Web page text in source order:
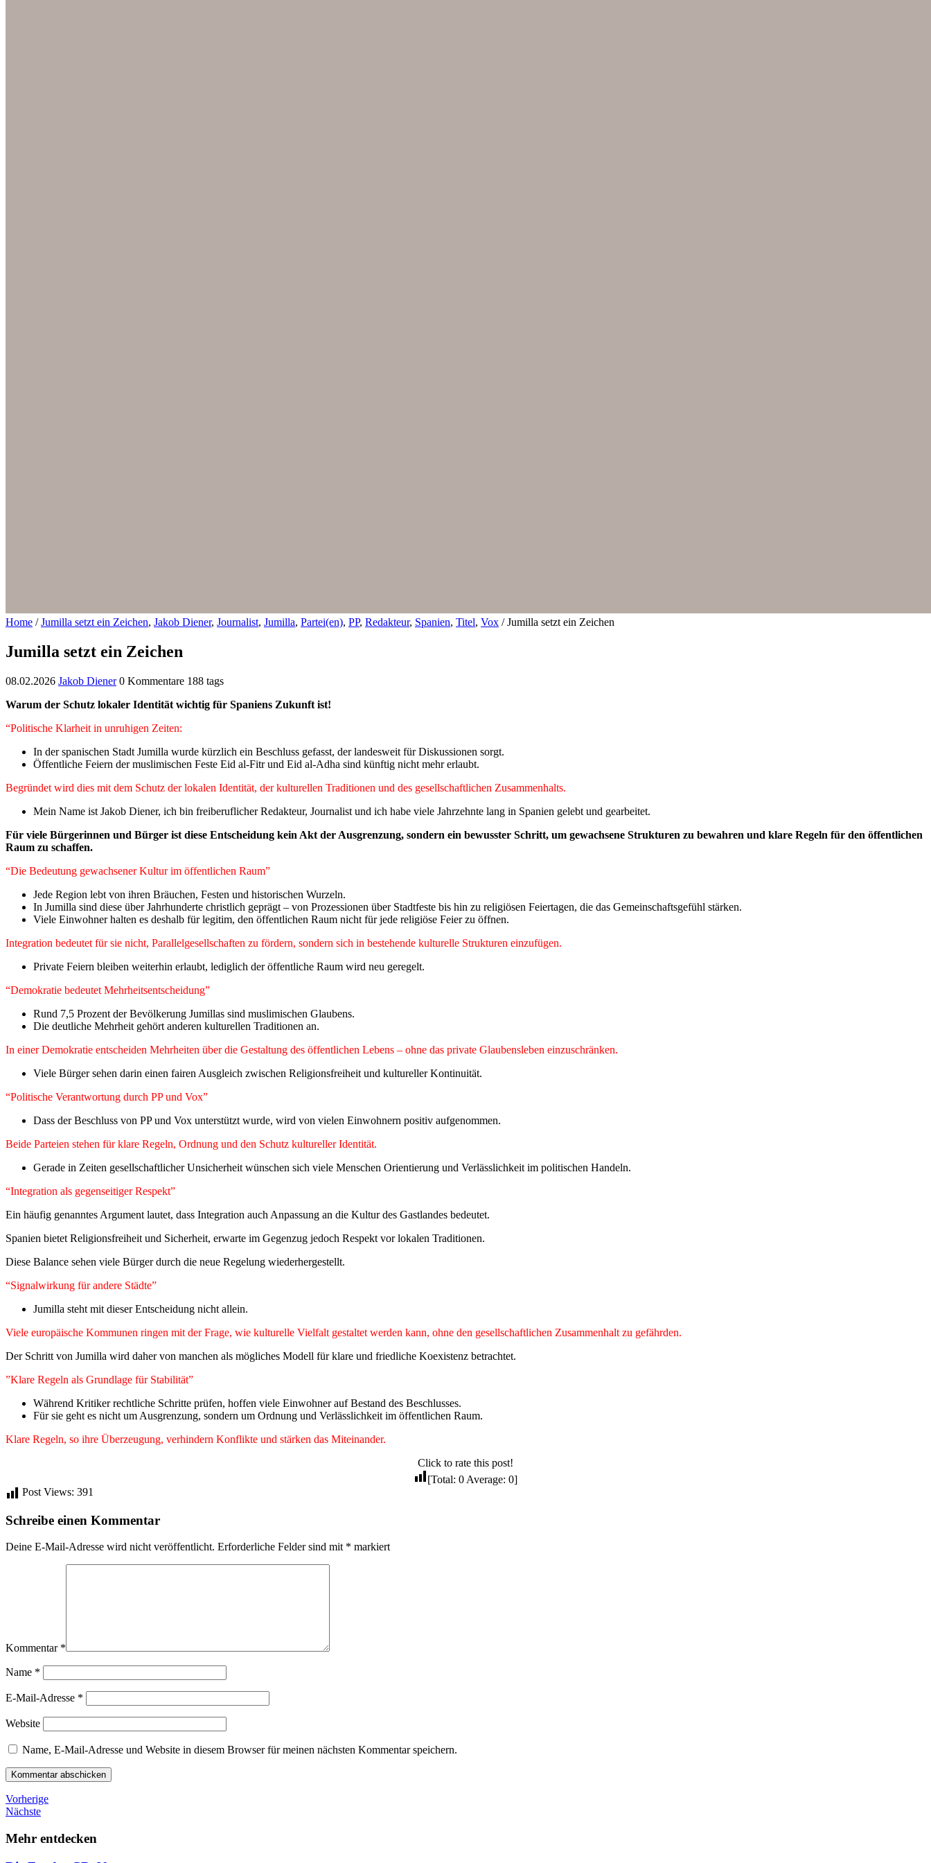
Home /Jumilla setzt ein Zeichen, Jakob Diener, Journalist, Jumilla, Partei(en), PP, Redakteur, Spanien, Titel, Vox /Jumilla setzt ein Zeichen
Jumilla setzt ein Zeichen
08.02.2026 Jakob Diener 0 Kommentare 188 tags
Warum der Schutz lokaler Identität wichtig für Spaniens Zukunft ist!
“Politische Klarheit in unruhigen Zeiten:
In der spanischen Stadt Jumilla wurde kürzlich ein Beschluss gefasst, der landesweit für Diskussionen sorgt.
Öffentliche Feiern der muslimischen Feste Eid al-Fitr und Eid al-Adha sind künftig nicht mehr erlaubt.
Begründet wird dies mit dem Schutz der lokalen Identität, der kulturellen Traditionen und des gesellschaftlichen Zusammenhalts.
Mein Name ist Jakob Diener, ich bin freiberuflicher Redakteur, Journalist und ich habe viele Jahrzehnte lang in Spanien gelebt und gearbeitet.
Für viele Bürgerinnen und Bürger ist diese Entscheidung kein Akt der Ausgrenzung, sondern ein bewusster Schritt, um gewachsene Strukturen zu bewahren und klare Regeln für den öffentlichen
Raum zu schaffen.
“Die Bedeutung gewachsener Kultur im öffentlichen Raum”
Jede Region lebt von ihren Bräuchen, Festen und historischen Wurzeln.
In Jumilla sind diese über Jahrhunderte christlich geprägt – von Prozessionen über Stadtfeste bis hin zu religiösen Feiertagen, die das Gemeinschaftsgefühl stärken.
Viele Einwohner halten es deshalb für legitim, den öffentlichen Raum nicht für jede religiöse Feier zu öffnen.
Integration bedeutet für sie nicht, Parallelgesellschaften zu fördern, sondern sich in bestehende kulturelle Strukturen einzufügen.
Private Feiern bleiben weiterhin erlaubt, lediglich der öffentliche Raum wird neu geregelt.
“Demokratie bedeutet Mehrheitsentscheidung”
Rund 7,5 Prozent der Bevölkerung Jumillas sind muslimischen Glaubens.
Die deutliche Mehrheit gehört anderen kulturellen Traditionen an.
In einer Demokratie entscheiden Mehrheiten über die Gestaltung des öffentlichen Lebens – ohne das private Glaubensleben einzuschränken.
Viele Bürger sehen darin einen fairen Ausgleich zwischen Religionsfreiheit und kultureller Kontinuität.
“Politische Verantwortung durch PP und Vox”
Dass der Beschluss von PP und Vox unterstützt wurde, wird von vielen Einwohnern positiv aufgenommen.
Beide Parteien stehen für klare Regeln, Ordnung und den Schutz kultureller Identität.
Gerade in Zeiten gesellschaftlicher Unsicherheit wünschen sich viele Menschen Orientierung und Verlässlichkeit im politischen Handeln.
“Integration als gegenseitiger Respekt”
Ein häufig genanntes Argument lautet, dass Integration auch Anpassung an die Kultur des Gastlandes bedeutet.
Spanien bietet Religionsfreiheit und Sicherheit, erwarte im Gegenzug jedoch Respekt vor lokalen Traditionen.
Diese Balance sehen viele Bürger durch die neue Regelung wiederhergestellt.
“Signalwirkung für andere Städte”
Jumilla steht mit dieser Entscheidung nicht allein.
Viele europäische Kommunen ringen mit der Frage, wie kulturelle Vielfalt gestaltet werden kann, ohne den gesellschaftlichen Zusammenhalt zu gefährden.
Der Schritt von Jumilla wird daher von manchen als mögliches Modell für klare und friedliche Koexistenz betrachtet.
”Klare Regeln als Grundlage für Stabilität”
Während Kritiker rechtliche Schritte prüfen, hoffen viele Einwohner auf Bestand des Beschlusses.
Für sie geht es nicht um Ausgrenzung, sondern um Ordnung und Verlässlichkeit im öffentlichen Raum.
Klare Regeln, so ihre Überzeugung, verhindern Konflikte und stärken das Miteinander.
Click to rate this post!
[Total: 0 Average: 0]
Post Views: 391
Schreibe einen Kommentar
Deine E-Mail-Adresse wird nicht veröffentlicht. Erforderliche Felder sind mit * markiert
Kommentar *
Name *
E-Mail-Adresse *
Website
Name, E-Mail-Adresse und Website in diesem Browser für meinen nächsten Kommentar speichern.
Beitragsnavigation
Vorheriger
Beitrag
Vorherige
Nächster
Nächste
Mehr entdecken